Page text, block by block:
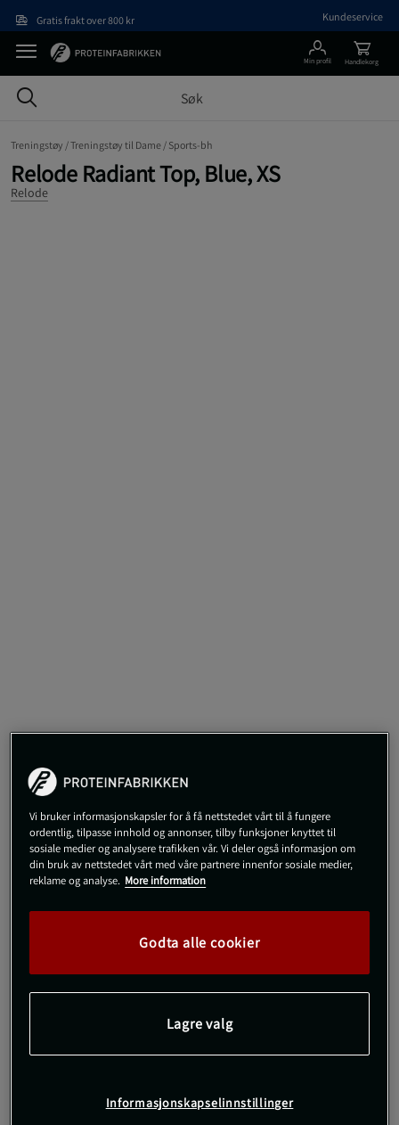
Gratis frakt over 800 kr Kundeservice
Min profil Handlekorg
Treningstøy /Treningstøy til Dame / Sports-bh
Relode Radiant Top, Blue, XS
Relode
449 kr
XS
Gratis retur 14 dagers angrerett
SKU #1687-54R | EAN7350127666942
Relode Radiant Top – Sports-BH fra Relode med halterneck!
Les mer
Vi bruker informasjonskapsler for å få nettstedet vårt til å fungere
ordentlig, tilpasse innhold og annonser, tilby funksjoner knyttet til
sosiale medier og analysere trafikken vår. Vi deler også informasjon om
din bruk av nettstedet vårt med våre partnere innenfor sosiale medier,
reklame og analyse. More information
Godta alle cookier
Lagre valg
Informasjonskapselinnstillinger